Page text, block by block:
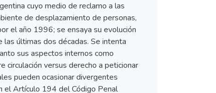
cuyo medio de reclamo a las
de desplazamiento de personas,
el año 1996; se ensaya su evolución
últimas dos décadas. Se intenta
sus aspectos internos como
circulación versus derecho a peticionar
pueden ocasionar divergentes
el Artículo 194 del Código Penal